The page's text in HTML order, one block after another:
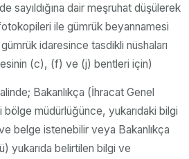
sayıldığına dair meşruhat düşülerek
ile gümrük beyannamesi
idaresince tasdikli nüshaları
(c), (f) ve (j) bentleri için)
Bakanlıkça (İhracat Genel
müdürlüğünce, yukarıdaki bilgi
belge istenebilir veya Bakanlıkça
yukarıda belirtilen bilgi ve